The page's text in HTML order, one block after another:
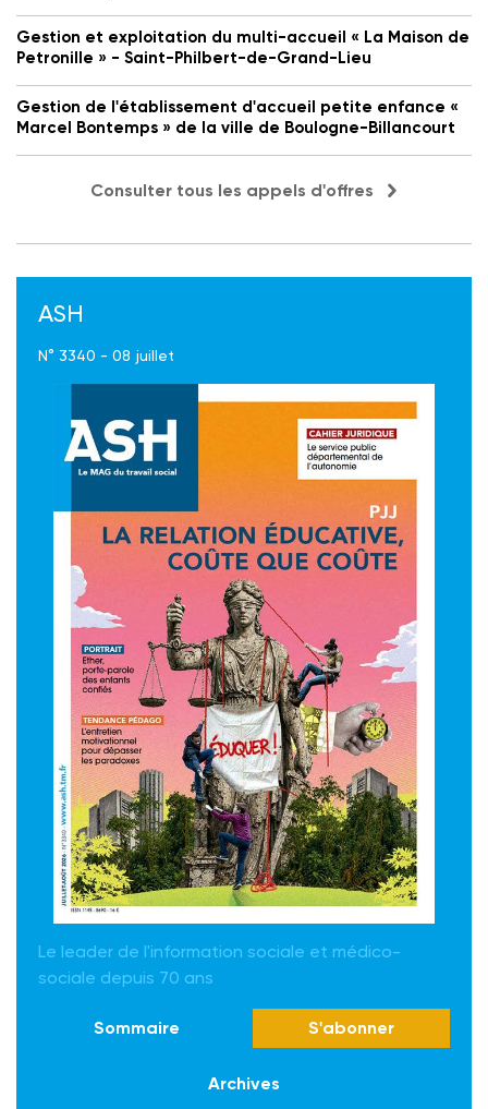
Gestion et exploitation du multi-accueil « La Maison de
Petronille » - Saint-Philbert-de-Grand-Lieu
Gestion de l'établissement d'accueil petite enfance «
Marcel Bontemps » de la ville de Boulogne-Billancourt
Consulter tous les appels d'offres
ASH
N° 3340 - 08 juillet
Le leader de l'information sociale et médico-
sociale depuis 70 ans
Sommaire S'abonner
Archives